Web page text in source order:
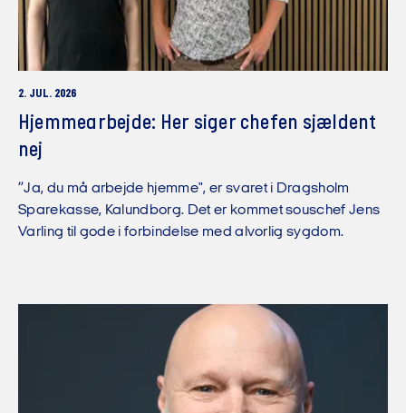
2. JUL. 2026
Hjemmearbejde: Her siger chefen sjældent
nej
”Ja, du må arbejde hjemme", er svaret i Dragsholm
Sparekasse, Kalundborg. Det er kommet souschef Jens
Varling til gode i forbindelse med alvorlig sygdom.